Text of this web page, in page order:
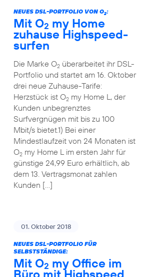
NEUES DSL-PORTFOLIO VON O2:
Mit O2 my Home
zuhause Highspeed-
surfen
Die Marke O2überarbeitet ihr DSL-
Portfolio und startet am 16. Oktober
drei neue Zuhause-Tarife:
Herzstück ist O2my Home L, der
Kunden unbegrenztes
Surfvergnügen mit bis zu 100
Mbit/s bietet.1) Bei einer
Mindestlaufzeit von 24 Monaten ist
O2my Home L im ersten Jahr für
günstige 24,99 Euro erhältlich, ab
dem 13. Vertragsmonat zahlen
Kunden […]
01. Oktober 2018
NEUES DSL-PORTFOLIO FÜR
SELBSTSTÄNDIGE:
Mit O2 my Office im
Büro mit Highspeed